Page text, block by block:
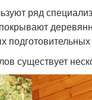
ряд
существует